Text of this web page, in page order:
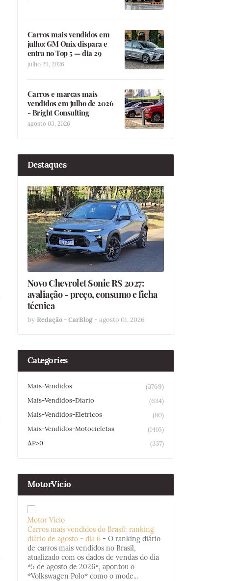
Carros mais vendidos em
julho: GM Onix dispara e
entra no Top 5 — dia 29
julho 29, 2026
Carros e marcas mais
vendidos em julho de 2026
- Bright Consulting
agosto 03, 2026
Destaques
Novo Chevrolet Sonic RS 2027:
avaliação - preço, consumo e ficha
técnica
by Redação - CarBlog - agosto 01, 2026
Categories
Mais-Vendidos
(3769)
Mais-Vendidos-Diario
(634)
Mais-Vendidos-Eletricos
(80)
Mais-Vendidos-Motocicletas
(1416)
ΔP>0
(337)
MotorVicio
Motor Vício
Carros mais vendidos do Brasil: ranking
diário de agosto - dia 6 - O ranking diário
de carros mais vendidos no Brasil,
atualizado com os dados de vendas do dia
*5 de agosto de 2026*, apontou o
*Volkswagen Polo* como o mode...